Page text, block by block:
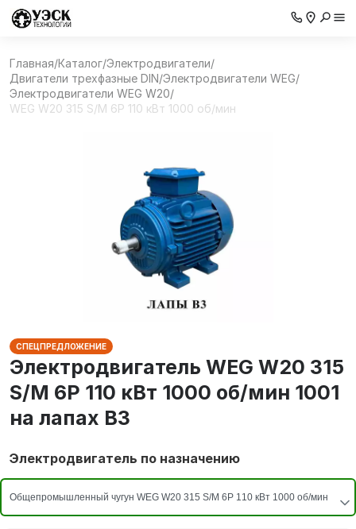
Главная/Каталог/Электродвигатели/
Двигатели трехфазные DIN/Электродвигатели WEG/
Электродвигатели WEG W20/
WEG W20 315 S/M 6P 110 кВт 1000 об/мин
СПЕЦПРЕДЛОЖЕНИЕ
Электродвигатель WEG W20 315
S/M 6P 110 кВт 1000 об/мин 1001
на лапах В3
Электродвигатель по назначению